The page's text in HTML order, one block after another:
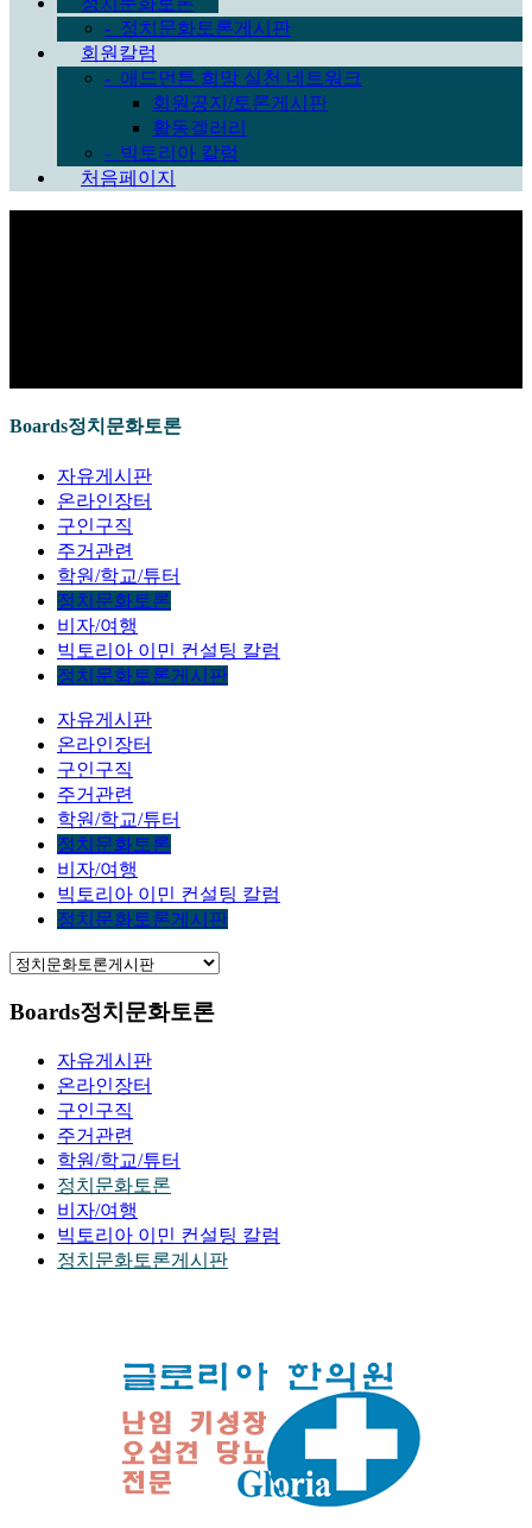
- 정치문화토론게시판
회원칼럼
- 애드먼튼 희망 실천 네트워크
회원공지/토론게시판
활동겔러리
- 빅토리아 칼럼
처음페이지
Boards정치문화토론
자유게시판
온라인장터
구인구직
주거관련
학원/학교/튜터
정치문화토론
비자/여행
빅토리아 이민 컨설팅 칼럼
정치문화토론게시판
자유게시판
온라인장터
구인구직
주거관련
학원/학교/튜터
정치문화토론
비자/여행
빅토리아 이민 컨설팅 칼럼
정치문화토론게시판
Boards정치문화토론
자유게시판
온라인장터
구인구직
주거관련
학원/학교/튜터
정치문화토론
비자/여행
빅토리아 이민 컨설팅 칼럼
정치문화토론게시판